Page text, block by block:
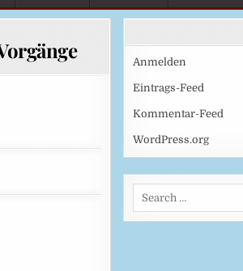
Anmelden
Eintrags-Feed
Kommentar-Feed
WordPress.org